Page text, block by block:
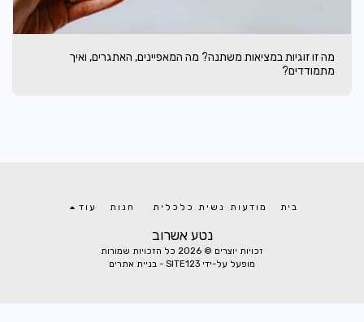
מה זו זוגיות במציאות משתנה? מה המאפיינים, האתגרים, ואיך
מתמודדים?
נטע אשרוב
זכויות יוצרים © 2026 כל הזכויות שמורות
מופעל על-ידי SITE123
- בניית אתרים
בית מודעות נשית כלכלית חנות עוד